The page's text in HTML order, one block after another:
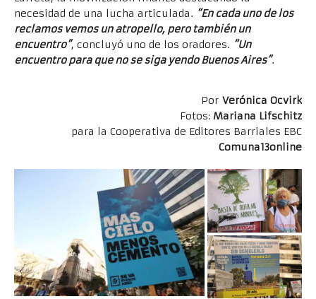
necesidad de una lucha articulada. “En cada uno de los
reclamos vemos un atropello, pero también un
encuentro”, concluyó uno de los oradores. “Un
encuentro para que no se siga yendo Buenos Aires”.
Por Verónica Ocvirk
Fotos: Mariana Lifschitz
para la Cooperativa de Editores Barriales EBC
Comuna13online